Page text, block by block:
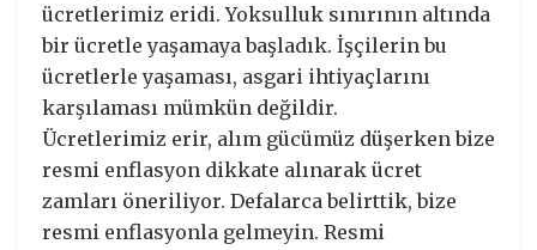
ücretlerimiz eridi. Yoksulluk sınırının altında
bir ücretle yaşamaya başladık. İşçilerin bu
ücretlerle yaşaması, asgari ihtiyaçlarını
karşılaması mümkün değildir.
Ücretlerimiz erir, alım gücümüz düşerken bize
resmi enflasyon dikkate alınarak ücret
zamları öneriliyor. Defalarca belirttik, bize
resmi enflasyonla gelmeyin. Resmi